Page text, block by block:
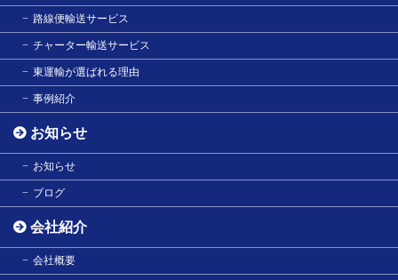
路線便輸送サービス
チャーター輸送サービス
東運輸が選ばれる理由
事例紹介
お知らせ
お知らせ
ブログ
会社紹介
会社概要